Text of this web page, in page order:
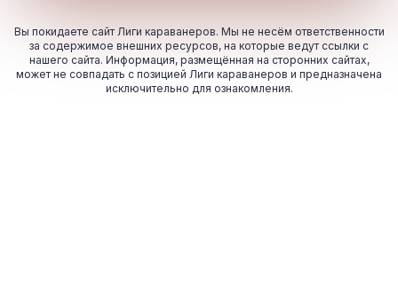
Вы покидаете сайт Лиги караванеров. Мы не несём ответственности
за содержимое внешних ресурсов, на которые ведут ссылки с
нашего сайта. Информация, размещённая на сторонних сайтах,
может не совпадать с позицией Лиги караванеров и предназначена
исключительно для ознакомления.